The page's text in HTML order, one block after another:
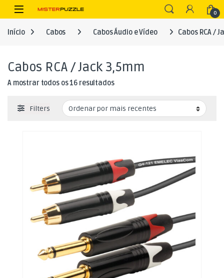
Skip to navigation
Skip to content
Open 0
Início Cabos Cabos Áudio e Vídeo Cabos RCA /
Cabos RCA / Jack 3,5mm
A mostrar todos os 16 resultadosOrdenado por mais recentes
Filters